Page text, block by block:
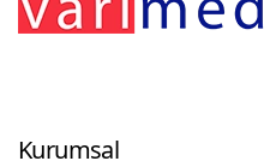
Kurumsal